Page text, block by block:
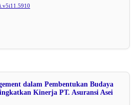
dalam Pembentukan Budaya
Kinerja PT. Asuransi Asei